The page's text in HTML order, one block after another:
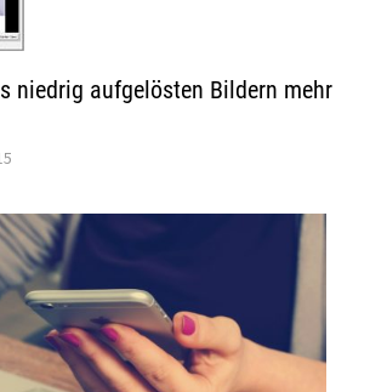
niedrig aufgelösten Bildern mehr